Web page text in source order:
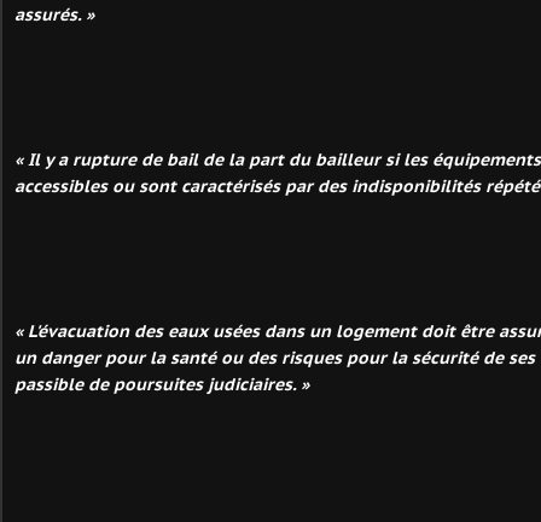
assurés. »
« Il y a rupture de bail de la part du bailleur si les
accessibles ou sont caractérisés par des indisponibilités
« L'évacuation des eaux usées dans un logement doit être
un danger pour la santé ou des risques pour la sécurité de ses
passible de poursuites judiciaires. »